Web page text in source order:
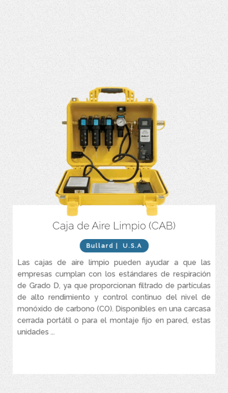
Caja de Aire Limpio (CAB)
Bullard | U.S.A
Las cajas de aire limpio pueden ayudar a que las
empresas cumplan con los estándares de respiración
de Grado D, ya que proporcionan filtrado de partículas
de alto rendimiento y control continuo del nivel de
monóxido de carbono (CO). Disponibles en una carcasa
cerrada portátil o para el montaje fijo en pared, estas
unidades ...
El monitor de CO con calibración automática tarda
aproximadamente 90 segundos y no requiere herramientas.
Alarmas sonoras y visuales para CO alto, flujo de aire bajo y
Alarma remota de alta intensidad de 90 dB con función
estroboscópica.
Los drenajes automáticos de condensado prolongan la vida útil
Los reguladores independientes (opcionales) garantizan que
cada trabajador tenga el flujo de aire adecuado.